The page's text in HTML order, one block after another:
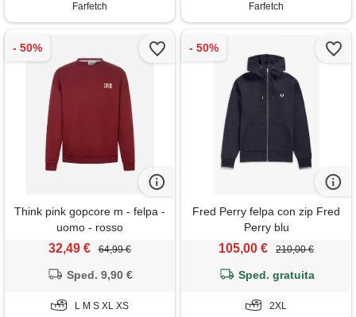
Farfetch
Farfetch
Think pink gopcore m - felpa -
uomo - rosso
32,49 € 64,99 €
Sped. 9,90 €
L M S XL XS
Fred Perry felpa con zip Fred
Perry blu
105,00 € 210,00 €
Sped. gratuita
2XL